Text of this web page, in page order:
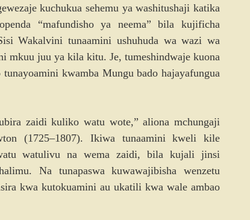
kuchukua sehemu ya washitushaji katika
“mafundisho ya neema” bila kujificha
Wakalvini tunaamini ushuhuda wa wazi wa
juu ya kila kitu. Je, tumeshindwaje kuona
kwamba Mungu bado hajayafungua
zaidi kuliko watu wote,” aliona mchungaji
(1725–1807). Ikiwa tunaamini kweli kile
watulivu na wema zaidi, bila kujali jinsi
Na tunapaswa kuwawajibisha wenzetu
kwa kutokuamini au ukatili kwa wale ambao